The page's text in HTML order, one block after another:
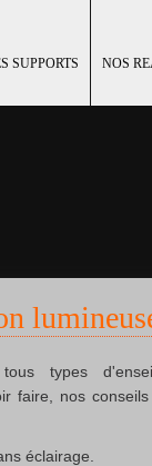
SUPPORTS NOS
types
faire, nos
éclairage.